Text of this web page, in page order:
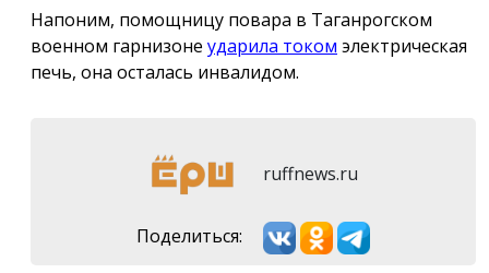
Напоним, помощницу повара в Таганрогском
военном гарнизоне ударила током электрическая
печь, она осталась инвалидом.
ruffnews.ru
Поделиться: